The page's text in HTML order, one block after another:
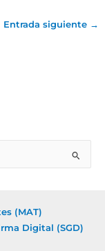
Entrada siguiente →
(MAT)
Digital (SGD)